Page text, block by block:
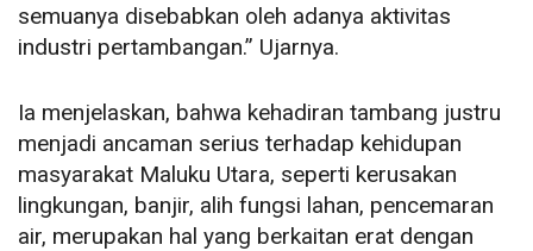
semuanya disebabkan oleh adanya aktivitas
industri pertambangan.” Ujarnya.
Ia menjelaskan, bahwa kehadiran tambang justru
menjadi ancaman serius terhadap kehidupan
masyarakat Maluku Utara, seperti kerusakan
lingkungan, banjir, alih fungsi lahan, pencemaran
air, merupakan hal yang berkaitan erat dengan